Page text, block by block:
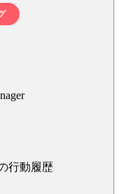
行動履歴